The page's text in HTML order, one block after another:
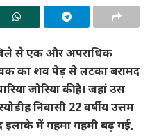
से एक और अपराधिक
का शव पेड़ से लटका बरामद
जोरिया की है। जहां उस
निवासी 22 वर्षीय उत्तम
इलाके में गहमा गहमी बढ़ गई,